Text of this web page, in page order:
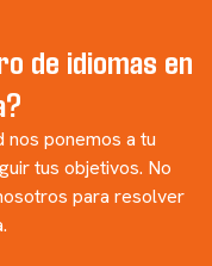
de idiomas en
ponemos a tu
tus objetivos. No
para resolver